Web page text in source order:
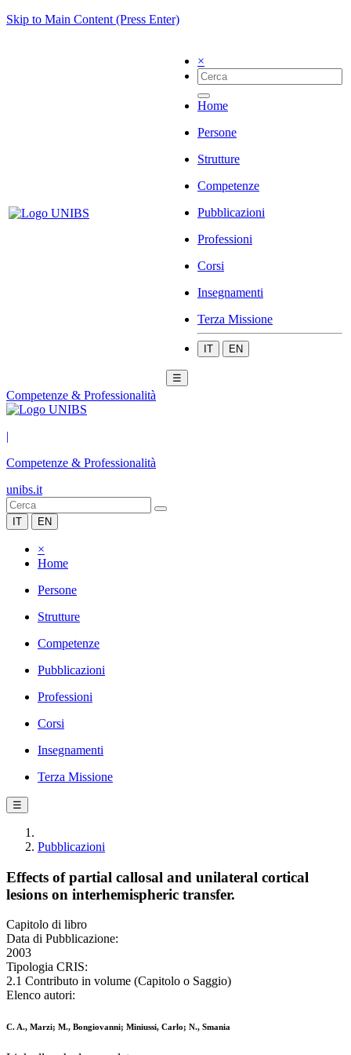
Skip to Main Content (Press Enter)
×
Home
Persone
Strutture
Competenze
Pubblicazioni
Professioni
Corsi
Insegnamenti
Terza Missione
IT EN
☰
Competenze & Professionalità
|
Competenze & Professionalità
unibs.it
IT EN
×
Home
Persone
Strutture
Competenze
Pubblicazioni
Professioni
Corsi
Insegnamenti
Terza Missione
☰
Pubblicazioni
Effects of partial callosal and unilateral cortical
lesions on interhemispheric transfer.
Capitolo di libro
Data di Pubblicazione:
2003
Tipologia CRIS:
2.1 Contributo in volume (Capitolo o Saggio)
Elenco autori:
C. A., Marzi; M., Bongiovanni; Miniussi, Carlo; N., Smania